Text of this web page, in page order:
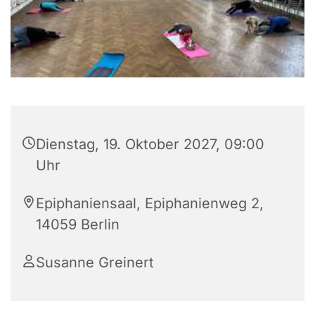
Dienstag, 19. Oktober 2027, 09:00
Uhr
Epiphaniensaal, Epiphanienweg 2,
14059 Berlin
Susanne Greinert